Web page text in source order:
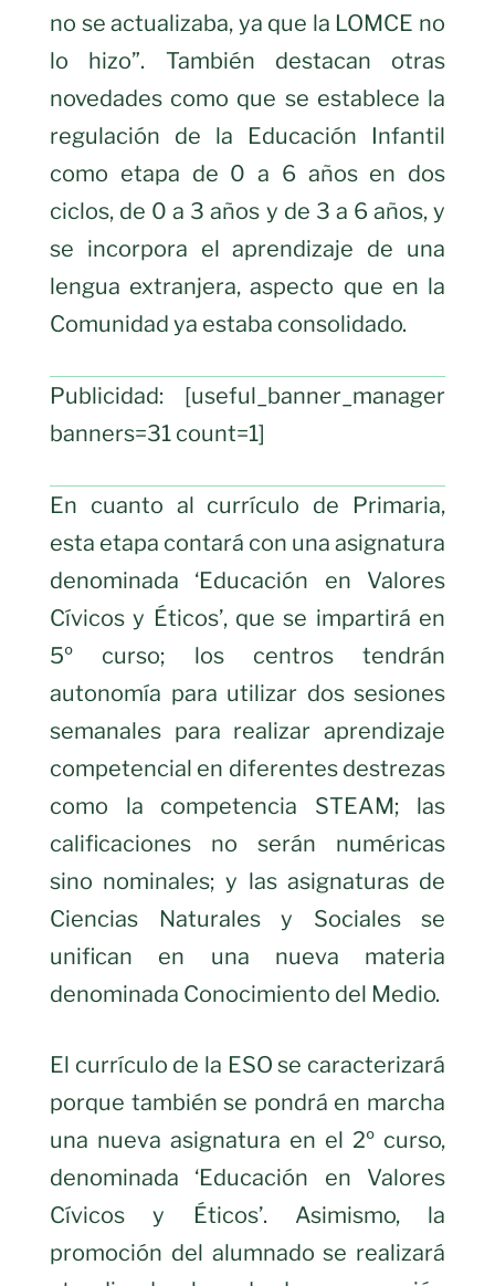
no se actualizaba, ya que la LOMCE no
lo hizo”. También destacan otras
novedades como que se establece la
regulación de la Educación Infantil
como etapa de 0 a 6 años en dos
ciclos, de 0 a 3 años y de 3 a 6 años, y
se incorpora el aprendizaje de una
lengua extranjera, aspecto que en la
Comunidad ya estaba consolidado.
Publicidad: [useful_banner_manager
banners=31 count=1]
En cuanto al currículo de Primaria,
esta etapa contará con una asignatura
denominada ‘Educación en Valores
Cívicos y Éticos’, que se impartirá en
5º curso; los centros tendrán
autonomía para utilizar dos sesiones
semanales para realizar aprendizaje
competencial en diferentes destrezas
como la competencia STEAM; las
calificaciones no serán numéricas
sino nominales; y las asignaturas de
Ciencias Naturales y Sociales se
unifican en una nueva materia
denominada Conocimiento del Medio.
El currículo de la ESO se caracterizará
porque también se pondrá en marcha
una nueva asignatura en el 2º curso,
denominada ‘Educación en Valores
Cívicos y Éticos’. Asimismo, la
promoción del alumnado se realizará